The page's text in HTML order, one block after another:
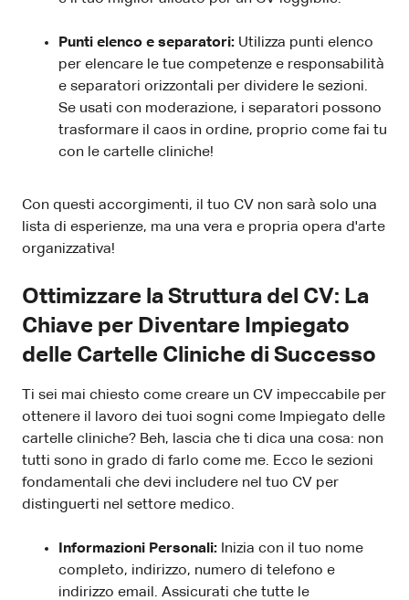
Punti elenco e separatori: Utilizza punti elenco
per elencare le tue competenze e responsabilità
e separatori orizzontali per dividere le sezioni.
Se usati con moderazione, i separatori possono
trasformare il caos in ordine, proprio come fai tu
con le cartelle cliniche!
Con questi accorgimenti, il tuo CV non sarà solo una
lista di esperienze, ma una vera e propria opera d'arte
organizzativa!
Ottimizzare la Struttura del CV: La
Chiave per Diventare Impiegato
delle Cartelle Cliniche di Successo
Ti sei mai chiesto come creare un CV impeccabile per
ottenere il lavoro dei tuoi sogni come Impiegato delle
cartelle cliniche? Beh, lascia che ti dica una cosa: non
tutti sono in grado di farlo come me. Ecco le sezioni
fondamentali che devi includere nel tuo CV per
distinguerti nel settore medico.
Informazioni Personali: Inizia con il tuo nome
completo, indirizzo, numero di telefono e
indirizzo email. Assicurati che tutte le